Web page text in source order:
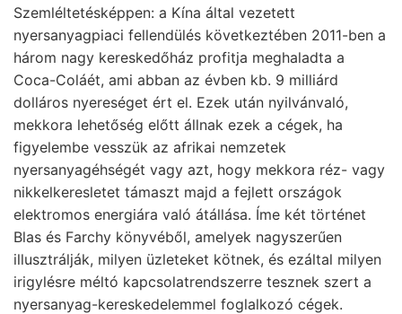
Szemléltetésképpen: a Kína által vezetett
nyersanyagpiaci fellendülés következtében 2011-ben a
három nagy kereskedőház profitja meghaladta a
Coca-Coláét, ami abban az évben kb. 9 milliárd
dolláros nyereséget ért el. Ezek után nyilvánvaló,
mekkora lehetőség előtt állnak ezek a cégek, ha
figyelembe vesszük az afrikai nemzetek
nyersanyagéhségét vagy azt, hogy mekkora réz- vagy
nikkelkeresletet támaszt majd a fejlett országok
elektromos energiára való átállása. Íme két történet
Blas és Farchy könyvéből, amelyek nagyszerűen
illusztrálják, milyen üzleteket kötnek, és ezáltal milyen
irigylésre méltó kapcsolatrendszerre tesznek szert a
nyersanyag-kereskedelemmel foglalkozó cégek.